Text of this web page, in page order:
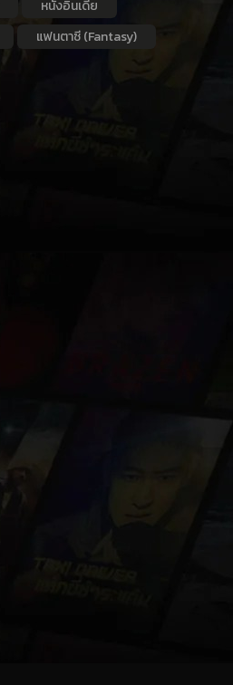
หนังอินเดีย
แฟนตาซี (Fantasy)